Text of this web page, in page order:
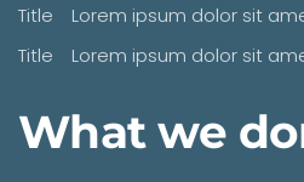
Title
Lorem ipsum dolor sit
Title
Lorem ipsum dolor sit
What we